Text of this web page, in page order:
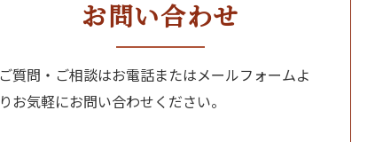
お問い合わせ
ご質問・ご相談はお電話またはメールフォームよ
りお気軽にお問い合わせください。